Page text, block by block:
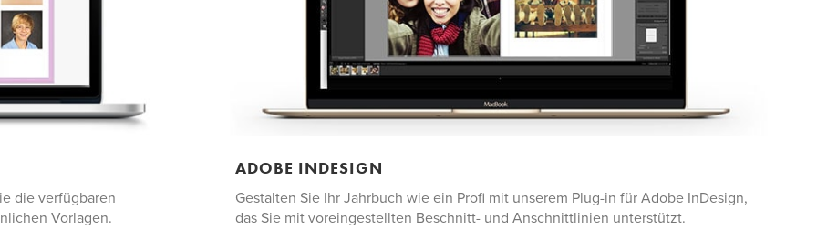
die verfügbaren
Vorlagen.
ADOBE INDESIGN
Gestalten Sie Ihr Jahrbuch wie ein Profi mit unserem Plug-in für Adobe InDesign,
das Sie mit voreingestellten Beschnitt- und Anschnittlinien unterstützt.